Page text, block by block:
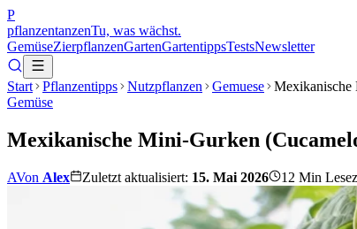
P
pflanzentanzenTu, was wächst.
GemüseZierpflanzenGartenGartentippsTestsNewsletter
Start Pflanzentipps Nutzpflanzen Gemuese
Mexikanische
Gemüse
Mexikanische Mini-Gurken
AVon Alex Zuletzt aktualisiert: 15. Mai 2026 12 Min